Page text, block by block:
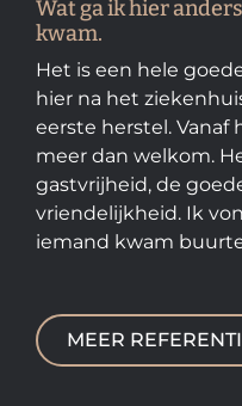
Wat ga ik hier
kwam.
Het is een hele
hier na het
eerste herstel. Vanaf
meer dan welkom.
gastvrijheid, de
vriendelijkheid. Ik
iemand kwam
MEER